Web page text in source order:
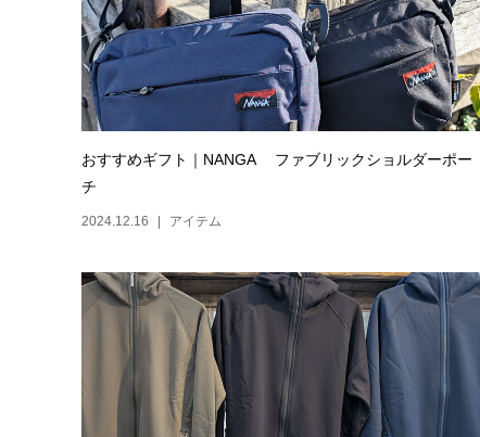
おすすめギフト｜NANGA ファブリックショルダーポー
チ
2024.12.16 アイテム